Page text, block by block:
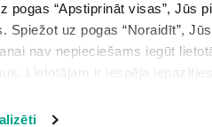
pogas “Apstiprināt visas”, Jūs
Spiežot uz pogas “Noraidīt”,
nav nepieciešams iegūt
Lietotājam ir iespēja